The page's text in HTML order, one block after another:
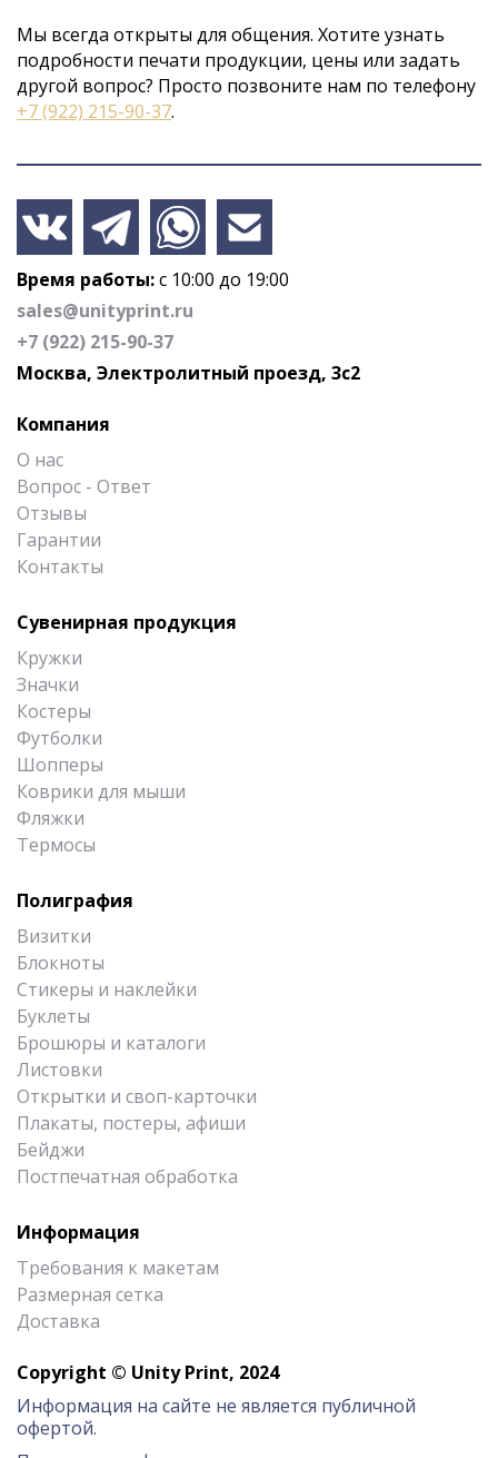
Мы всегда открыты для общения. Хотите узнать
подробности печати продукции, цены или задать
другой вопрос? Просто позвоните нам по телефону
+7 (922) 215-90-37.
Время работы:с 10:00 до 19:00
sales@unityprint.ru
+7 (922) 215-90-37
Москва, Электролитный проезд, 3с2
Компания
О нас
Вопрос - Ответ
Отзывы
Гарантии
Контакты
Сувенирная продукция
Кружки
Значки
Костеры
Футболки
Шопперы
Коврики для мыши
Фляжки
Термосы
Полиграфия
Визитки
Блокноты
Стикеры и наклейки
Буклеты
Брошюры и каталоги
Листовки
Открытки и своп-карточки
Плакаты, постеры, афиши
Бейджи
Постпечатная обработка
Информация
Требования к макетам
Размерная сетка
Доставка
Copyright © Unity Print, 2024
Информация на сайте не является публичной
офертой.